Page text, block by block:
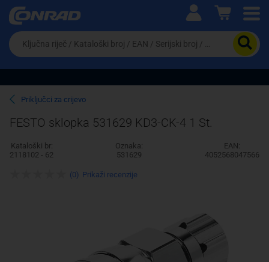
Ova postavka prilagođava asortiman proizvoda i
cijene vašim potrebama.
Pravno lice
Da
biste
potražili
proizvod,
unesite
ključnu
riječ,
kataloški
broj,
EAN
ili
Priključci za crijevo
FESTO sklopka 531629 KD3-CK-4 1 St.
Kataloški br:
2118102 - 62
Oznaka:
531629
EAN:
4052568047566
(0) Prikaži recenzije